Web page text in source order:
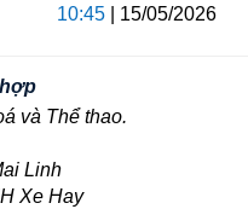
10:45 | 15/05/2026
và Thể thao.
Linh
Xe Hay